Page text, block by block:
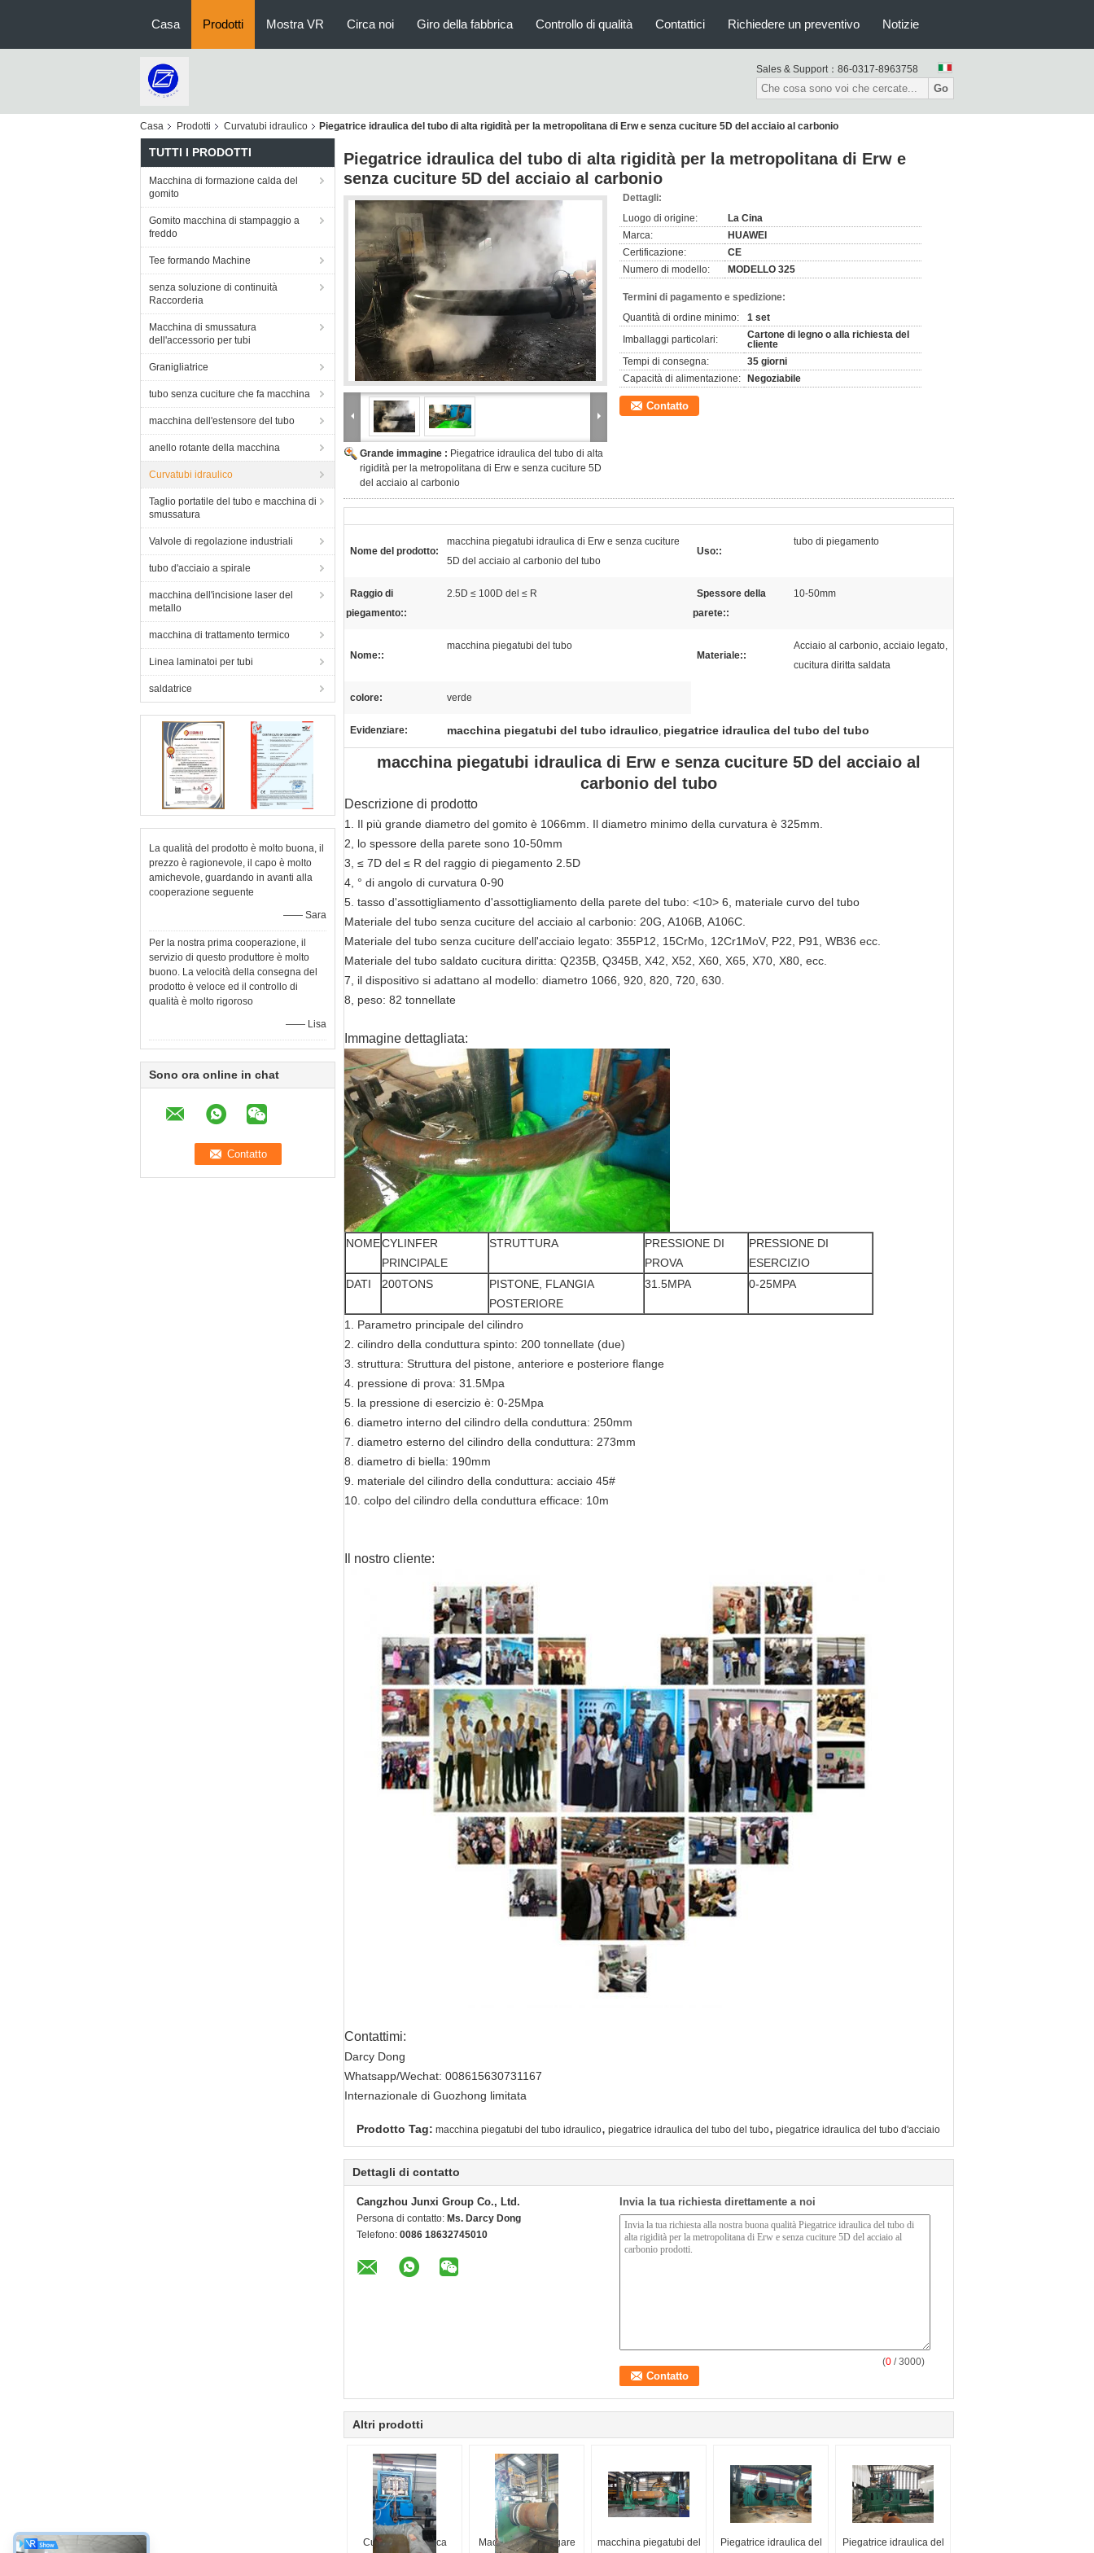
Casa Prodotti Mostra VR Circa noi Giro della fabbrica Controllo di qualità Contattici Richiedere un preventivo Notizie
Sales & Support： 86-0317-8963758
Go
Casa Prodotti Curvatubi idraulico Piegatrice idraulica del tubo di alta rigidità per la metropolitana di Erw e senza cuciture 5D del acciaio al carbonio
TUTTI I PRODOTTI
Macchina di formazione calda del
gomito
Gomito macchina di stampaggio a
freddo
Tee formando Machine
senza soluzione di continuità
Raccorderia
Macchina di smussatura
dell'accessorio per tubi
Granigliatrice
tubo senza cuciture che fa macchina
macchina dell'estensore del tubo
anello rotante della macchina
Curvatubi idraulico
Taglio portatile del tubo e macchina di
smussatura
Valvole di regolazione industriali
tubo d'acciaio a spirale
macchina dell'incisione laser del
metallo
macchina di trattamento termico
Linea laminatoi per tubi
saldatrice
La qualità del prodotto è molto buona, il
prezzo è ragionevole, il capo è molto
amichevole, guardando in avanti alla
cooperazione seguente
—— Sara
Per la nostra prima cooperazione, il
servizio di questo produttore è molto
buono. La velocità della consegna del
prodotto è veloce ed il controllo di
qualità è molto rigoroso
—— Lisa
Sono ora online in chat
Piegatrice idraulica del tubo di alta rigidità per la metropolitana di Erw e
senza cuciture 5D del acciaio al carbonio
Grande immagine : Piegatrice idraulica del tubo di alta
rigidità per la metropolitana di Erw e senza cuciture 5D
del acciaio al carbonio
Dettagli:
Luogo di origine:
La Cina
Marca:
HUAWEI
Certificazione:
CE
Numero di modello:
MODELLO 325
Termini di pagamento e spedizione:
Quantità di ordine minimo:
1 set
Imballaggi particolari:
Cartone di legno o alla richiesta del
cliente
Tempi di consegna:
35 giorni
Capacità di alimentazione:
Negoziabile
Contatto
Nome del prodotto:
macchina piegatubi idraulica di Erw e senza cuciture
5D del acciaio al carbonio del tubo
Uso::
tubo di piegamento
Raggio di
piegamento::
2.5D ≤ 100D del ≤ R
Spessore della
parete::
10-50mm
Nome::
macchina piegatubi del tubo
Materiale::
Acciaio al carbonio, acciaio legato,
cucitura diritta saldata
colore: verde
Evidenziare: macchina piegatubi del tubo idraulico, piegatrice idraulica del tubo del tubo
macchina piegatubi idraulica di Erw e senza cuciture 5D del acciaio al
carbonio del tubo
Descrizione di prodotto
1. Il più grande diametro del gomito è 1066mm. Il diametro minimo della curvatura è 325mm.
2, lo spessore della parete sono 10-50mm
3, ≤ 7D del ≤ R del raggio di piegamento 2.5D
4, ° di angolo di curvatura 0-90
5. tasso d'assottigliamento d'assottigliamento della parete del tubo: <10> 6, materiale curvo del tubo
Materiale del tubo senza cuciture del acciaio al carbonio: 20G, A106B, A106C.
Materiale del tubo senza cuciture dell'acciaio legato: 355P12, 15CrMo, 12Cr1MoV, P22, P91, WB36 ecc.
Materiale del tubo saldato cucitura diritta: Q235B, Q345B, X42, X52, X60, X65, X70, X80, ecc.
7, il dispositivo si adattano al modello: diametro 1066, 920, 820, 720, 630.
8, peso: 82 tonnellate
Immagine dettagliata:
NOMECYLINFER
PRINCIPALE
STRUTTURA
PRESSIONE DI
PROVA
PRESSIONE DI
ESERCIZIO
DATI
200TONS
PISTONE, FLANGIA
POSTERIORE
31.5MPA 0-25MPA
1. Parametro principale del cilindro
2. cilindro della conduttura spinto: 200 tonnellate (due)
3. struttura: Struttura del pistone, anteriore e posteriore flange
4. pressione di prova: 31.5Mpa
5. la pressione di esercizio è: 0-25Mpa
6. diametro interno del cilindro della conduttura: 250mm
7. diametro esterno del cilindro della conduttura: 273mm
8. diametro di biella: 190mm
9. materiale del cilindro della conduttura: acciaio 45#
10. colpo del cilindro della conduttura efficace: 10m
Il nostro cliente:
Contattimi:
Darcy Dong
Whatsapp/Wechat: 008615630731167
Internazionale di Guozhong limitata
Prodotto Tag: macchina piegatubi del tubo idraulico, piegatrice idraulica del tubo del tubo, piegatrice idraulica del tubo d'acciaio
Dettagli di contatto
Cangzhou Junxi Group Co., Ltd.
Persona di contatto: Ms. Darcy Dong
Telefono: 0086 18632745010
Invia la tua richiesta direttamente a noi
(0 / 3000)
Altri prodotti
Curvatubi idraulica
Macchine per piegare
macchina piegatubi del
Piegatrice idraulica del
Piegatrice idraulica del